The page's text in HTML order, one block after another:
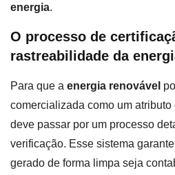
energia.
O processo de
rastreabilidade da
Para que a energia renovável
comercializada como um atributo
deve passar por um processo
verificação. Esse sistema
gerado de forma limpa seja